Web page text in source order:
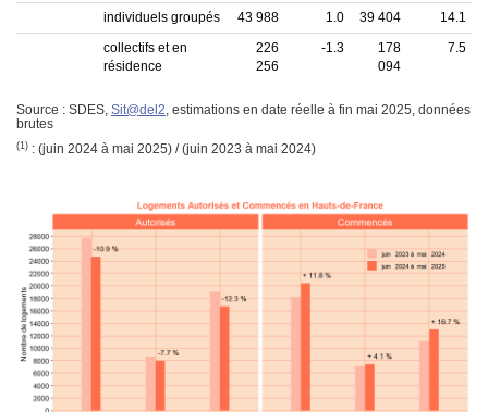
individuels groupés
43 988 1.0 39 404
14.1
collectifs et en
résidence
226
256
-1.3
178
094
7.5
Source : SDES, Sit@del2, estimations en date réelle à fin mai 2025, données
brutes
(1) : (juin 2024 à mai 2025) / (juin 2023 à mai 2024)